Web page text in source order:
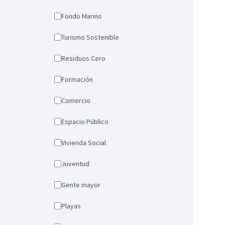
Fondo Marino
Turismo Sostenible
Residuos Cero
Formación
Comercio
Espacio Público
Vivienda Social
Juventud
Gente mayor
Playas